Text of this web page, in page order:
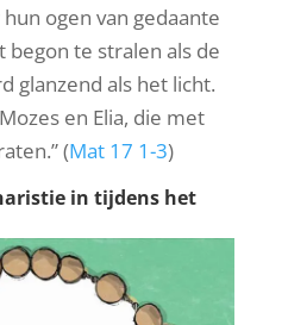
ogen van gedaante
begon te stralen als de
glanzend als het licht.
en Elia, die met
(Mat 17 1-3)
in tijdens het